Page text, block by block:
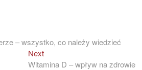
– wszystko, co należy wiedzieć
NextNext
post:
Witamina D – wpływ na zdrowie